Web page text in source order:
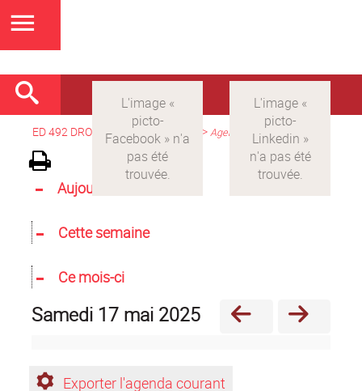
ED 492 DROIT > Version française >Agenda
Aujourd'hui
Cette semaine
Ce mois-ci
samedi 17 mai 2025
Exporter l'agenda courant